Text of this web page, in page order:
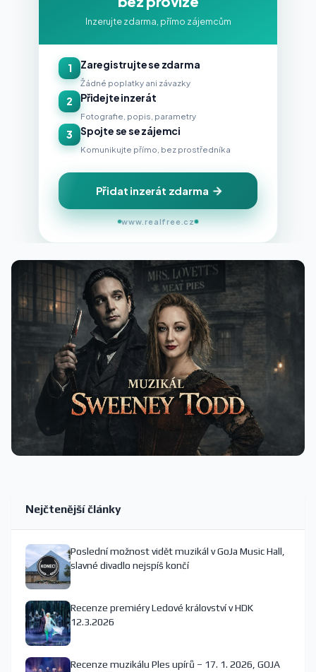
Inzerujte zdarma, přímo zájemcům
1 Zaregistrujte se zdarma
Žádné poplatky ani závazky
2 Přidejte inzerát
Fotografie, popis, parametry
3 Spojte se se zájemci
Komunikujte přímo, bez prostředníka
Přidat inzerát zdarma
www.realfree.cz
Nejčtenější články
Poslední možnost vidět muzikál v GoJa Music Hall,
slavné divadlo nejspíš končí
Recenze premiéry Ledové království v HDK
12.3.2026
Recenze muzikálu Ples upírů – 17. 1. 2026, GOJA